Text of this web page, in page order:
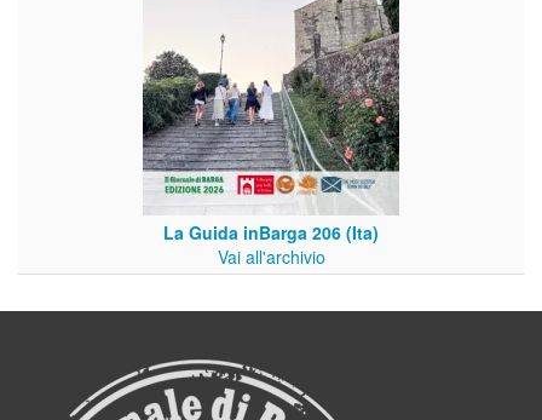
La Guida inBarga 206 (Ita)
Vai all'archivio